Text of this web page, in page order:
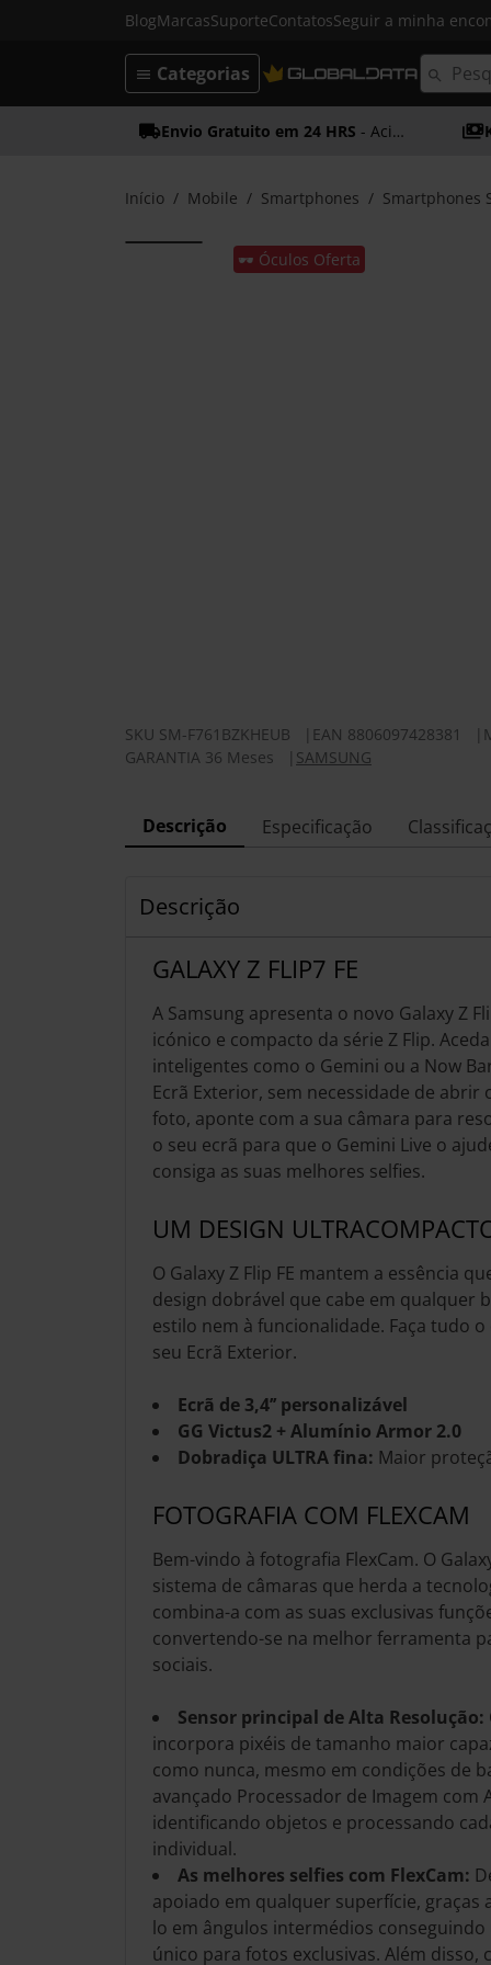
BlogMarcasSuporteContatosSeguir a minha
Categorias
Envio Gratuito em 24 HRS - Acima dos 50€
Início Mobile Smartphones Smartphones
🕶️ Óculos Oferta
SKU SM-F761BZKHEUB EAN 8806097428381
GARANTIA 36 Meses
SAMSUNG
Descrição Especificação
Descrição
GALAXY Z FLIP7 FE
A Samsung apresenta o novo Galaxy Z
icónico e compacto da série Z Flip.
inteligentes como o Gemini ou a Now
Ecrã Exterior, sem necessidade de abrir
foto, aponte com a sua câmara para
o seu ecrã para que o Gemini Live o
consiga as suas melhores selfies.
UM DESIGN
O Galaxy Z Flip FE mantem a essência
design dobrável que cabe em qualquer
estilo nem à funcionalidade. Faça tudo
seu Ecrã Exterior.
Ecrã de 3,4’’ personalizável
GG Victus2 + Alumínio Armor 2.0
Dobradiça ULTRA fina: Maior
FOTOGRAFIA COM FLEXCAM
Bem-vindo à fotografia FlexCam. O
sistema de câmaras que herda a
combina-a com as suas exclusivas
convertendo-se na melhor ferramenta
sociais.
Sensor principal de Alta Resolução:
incorpora pixéis de tamanho maior
como nunca, mesmo em condições de
avançado Processador de Imagem com
identificando objetos e processando
individual.
As melhores selfies com FlexCam:
apoiado em qualquer superfície, graças
lo em ângulos intermédios
único para fotos exclusivas. Além disso,